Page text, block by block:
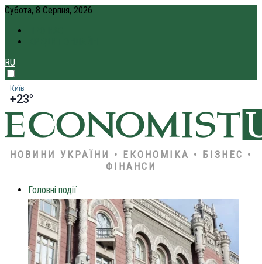
Субота, 8 Серпня, 2026
RU
Київ
+23°
НОВИНИ УКРАЇНИ • ЕКОНОМІКА • БІЗНЕС •
ФІНАНСИ
Головні події